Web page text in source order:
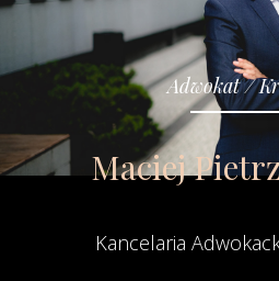
Adwokat /
Maciej
Kancelaria